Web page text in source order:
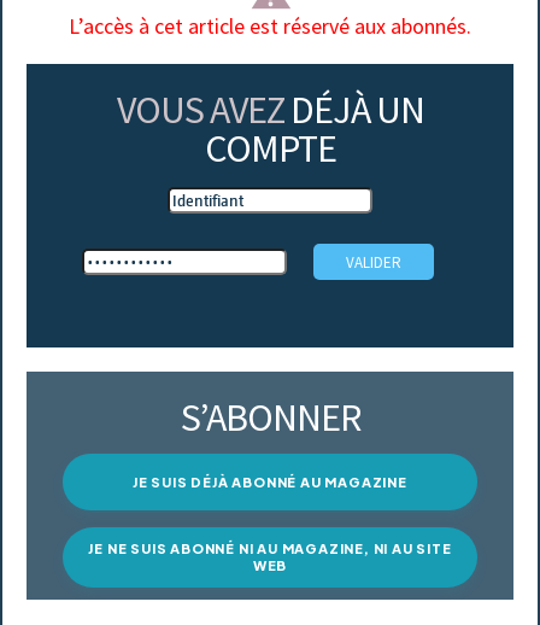
L’accès à cet article est réservé aux abonnés.
VOUS AVEZ DÉJÀ UN
COMPTE
S’ABONNER
JE SUIS DÉJÀ ABONNÉ AU MAGAZINE
JE NE SUIS ABONNÉ NI AU MAGAZINE, NI AU SITE
WEB